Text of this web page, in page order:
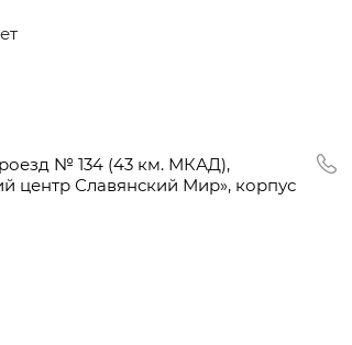
№ 134 (43 км. МКАД),
центр Славянский Мир», корпус